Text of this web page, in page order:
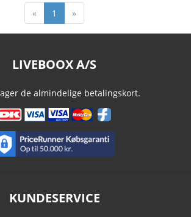
« 1 »
LIVEBOOX A/S
de almindelige betalingskort.
KUNDESERVICE